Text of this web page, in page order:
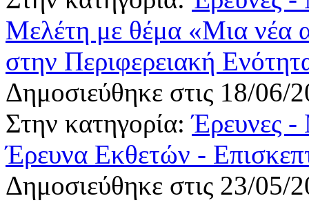
Μελέτη με θέμα «Μια νέα
στην Περιφερειακή
Δημοσιεύθηκε στις 18/06/
Στην κατηγορία:Έρευνες -
Έρευνα Εκθετών -
Δημοσιεύθηκε στις 23/05/